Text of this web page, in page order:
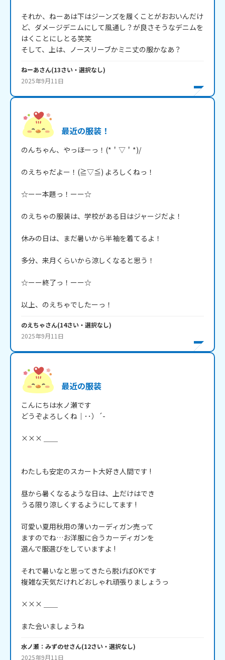
それか、ねーあは下はジーンズを履くことがおおいんだけ
ど、ダメージデニムにして風通し？が良さそうなデニムを
はくことにしとる笑笑
そして、上は、ノースリーブかミニ丈の服かなあ？
ねーあさん(13さい・ 選択なし)
2025年9月11日
最近の服装！
のんちゃん、やっほーっ！(*＇▽＇*)/
のえちゃだよー！(≧▽≦) よろしくねっ！
☆ーー本題っ！ーー☆
のえちゃの服装は、学校がある日はジャージだよ！
休みの日は、まだ暑いから半袖を着てるよ！
多分、来月くらいから涼しくなると思う！
☆ーー終了っ！ーー☆
以上、のえちゃでしたーっ！
のえちゃさん(14さい・ 選択なし)
2025年9月11日
最近の服装
こんにちは水ノ瀬です
どうぞよろしくね｜･･）´-
××× ＿＿
わたしも安定のスカート大好き人間です !
昼から暑くなるような日は、上だけはでき
うる限り涼しくするようにしてます !
可愛い夏用秋用の薄いカーディガン売って
ますのでね…お洋服に合うカーディガンを
選んで服選びをしていますよ !
それで暑いなと思ってきたら脱げばOKです
複雑な天気だけれどおしゃれ頑張りましょうっ
××× ＿＿
また会いましょうね
水ノ瀬：みずのせさん(12さい・ 選択なし)
2025年9月11日